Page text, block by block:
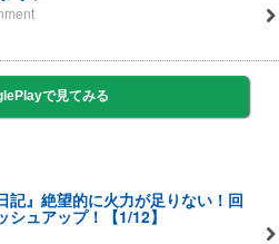
で見てみる
記』絶望的に火力が足りない！回
シュアップ！【1/12】